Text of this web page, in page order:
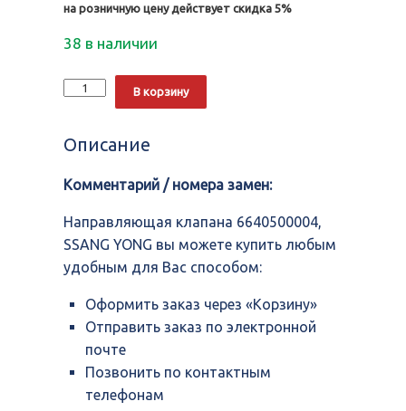
на розничную цену действует скидка 5%
38 в наличии
Количество
Направляющая
SSANG
В корзину
Описание
Комментарий / номера замен:
Направляющая клапана 6640500004,
SSANG YONG вы можете купить любым
удобным для Вас способом:
Оформить заказ через «Корзину»
Отправить заказ по электронной
почте
Позвонить по контактным
телефонам